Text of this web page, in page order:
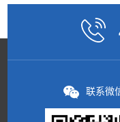
联系微